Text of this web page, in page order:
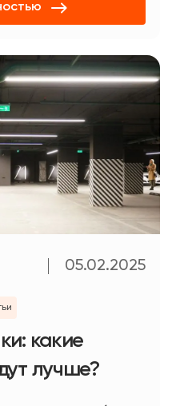
05.02.2025
какие
лучше?